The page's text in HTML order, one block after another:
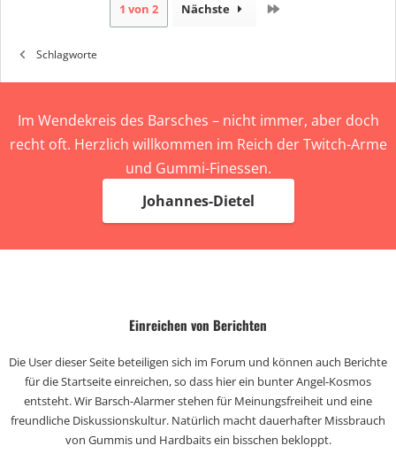
1 von 2 Nächste
Schlagworte
Im Wendekreis des Barsches – nicht immer, aber doch
recht oft. Herzlich willkommen im Reich der Twitch-Arme
und Gummi-Finessen.
Johannes-Dietel
Einreichen von Berichten
Die User dieser Seite beteiligen sich im Forum und können auch Berichte
für die Startseite einreichen, so dass hier ein bunter Angel-Kosmos
entsteht. Wir Barsch-Alarmer stehen für Meinungsfreiheit und eine
freundliche Diskussionskultur. Natürlich macht dauerhafter Missbrauch
von Gummis und Hardbaits ein bisschen bekloppt.